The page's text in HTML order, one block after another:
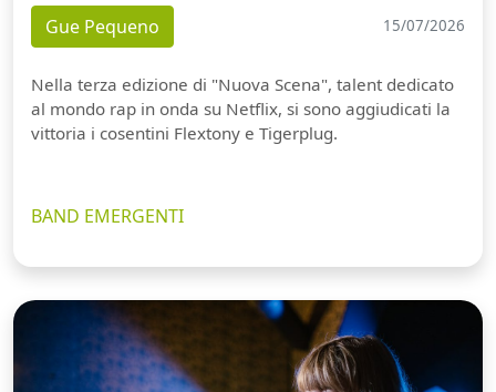
Gue Pequeno 15/07/2026
Nella terza edizione di "Nuova Scena", talent dedicato
al mondo rap in onda su Netflix, si sono aggiudicati la
vittoria i cosentini Flextony e Tigerplug.
BAND EMERGENTI